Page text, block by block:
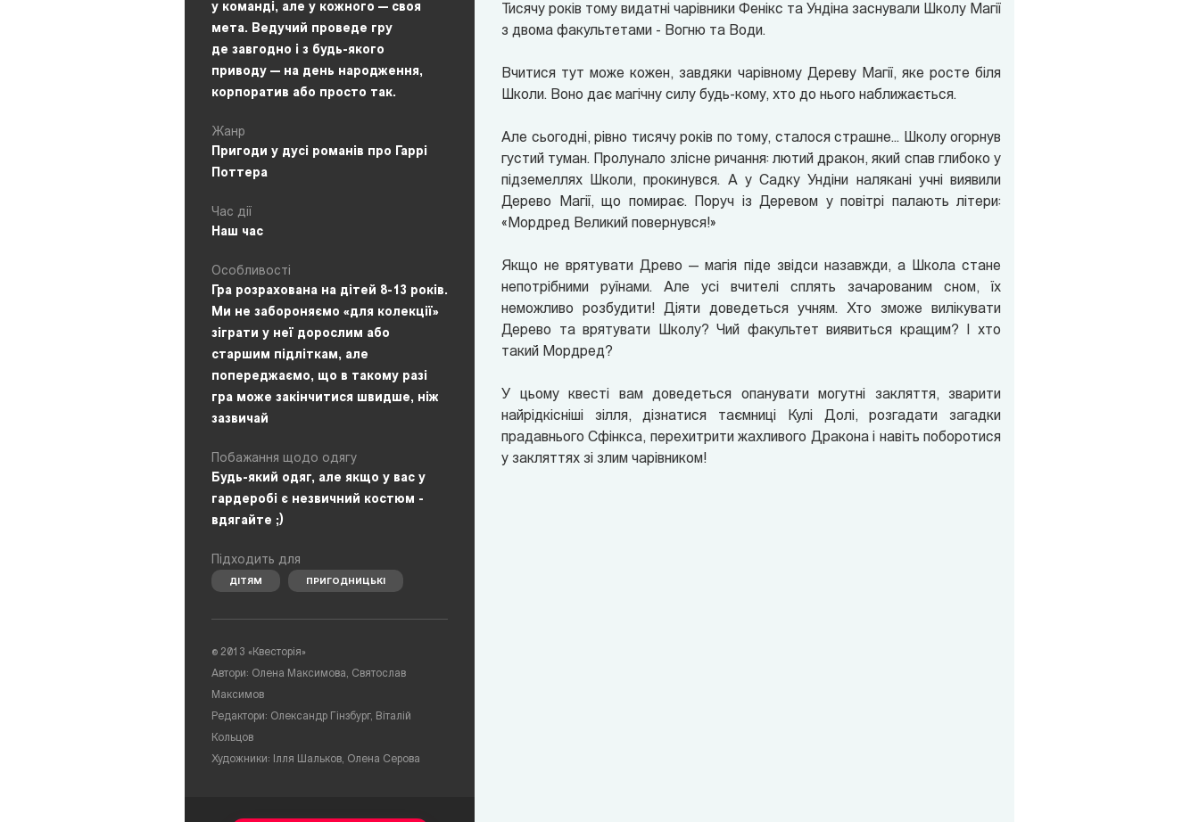
у команді, але у кожного — своя
мета. Ведучий проведе гру
де завгодно і з будь-якого
приводу — на день народження,
корпоратив або просто так.
Жанр
Пригоди у дусі романів про Гаррі
Поттера
Час дії
Наш час
Особливості
Гра розрахована на дітей 8-13 років.
Ми не забороняємо «для колекції»
зіграти у неї дорослим або
старшим підліткам, але
попереджаємо, що в такому разі
гра може закінчитися швидше, ніж
зазвичай
Побажання щодо одягу
Будь-який одяг, але якщо у вас у
гардеробі є незвичний костюм -
вдягайте ;)
Підходить для
ДІТЯМ ПРИГОДНИЦЬКІ
© 2013 «Квесторія»
Автори: Олена Максимова, Святослав
Максимов
Редактори: Олександр Гінзбург, Віталій
Кольцов
Художники: Ілля Шальков, Олена Серова
Тисячу років тому видатні чарівники Фенікс та Ундіна заснували Школу Магії
з двома факультетами - Вогню та Води.
Вчитися тут може кожен, завдяки чарівному Дереву Магії, яке росте біля
Школи. Воно дає магічну силу будь-кому, хто до нього наближається.
Але сьогодні, рівно тисячу років по тому, сталося страшне... Школу огорнув
густий туман. Пролунало злісне ричання: лютий дракон, який спав глибоко у
підземеллях Школи, прокинувся. А у Садку Ундіни налякані учні виявили
Дерево Магії, що помирає. Поруч із Деревом у повітрі палають літери:
«Мордред Великий повернувся!»
Якщо не врятувати Древо — магія піде звідси назавжди, а Школа стане
непотрібними руїнами. Але усі вчителі сплять зачарованим сном, їх
неможливо розбудити! Діяти доведеться учням. Хто зможе вилікувати
Дерево та врятувати Школу? Чий факультет виявиться кращим? І хто
такий Мордред?
У цьому квесті вам доведеться опанувати могутні закляття, зварити
найрідкісніші зілля, дізнатися таємниці Кулі Долі, розгадати загадки
прадавнього Сфінкса, перехитрити жахливого Дракона і навіть поборотися
у закляттях зі злим чарівником!